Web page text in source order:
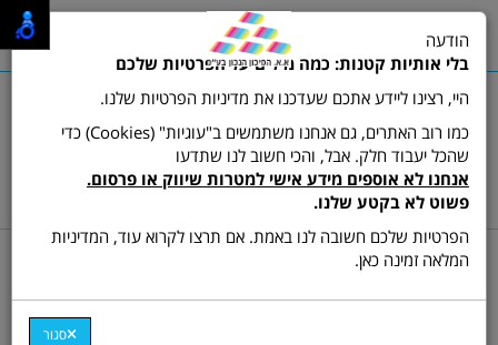
שרות לקוחות ותמיכה:03-9511473
hamikun4u@gmail.com
תפריט
דף בית סורקים
סורק צבעוני דו צדדי Avision
הודעה
בלי אותיות קטנות: כמה מילים על הפרטיות שלכם
היי, רצינו ליידע אתכם שעדכנו את מדיניות הפרטיות שלנו.
כמו רוב האתרים, גם אנחנו משתמשים ב"עוגיות" (Cookies) כדי
שהכל יעבוד חלק. אבל, והכי חשוב לנו שתדעו
אנחנו לא אוספים מידע אישי למטרות שיווק או פרסום.
פשוט לא בקטע שלנו.
הפרטיות שלכם חשובה לנו באמת. אם תרצו לקרוא עוד, המדיניות
המלאה זמינה כאן.
סגור